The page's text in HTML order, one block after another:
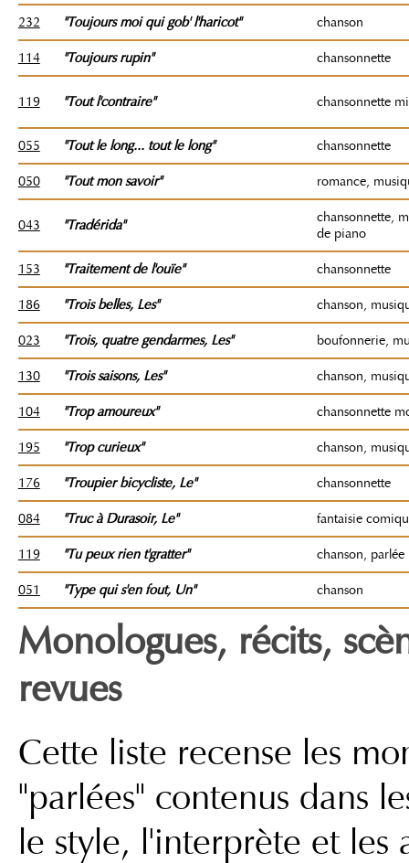
232 "Toujours moi qui gob' l'haricot" chanson
114 "Toujours rupin" chansonnette
119 "Tout l'contraire" chansonnette
055 "Tout le long... tout le long" chansonnette
050 "Tout mon savoir" romance,
043 "Tradérida"
chansonnette,
de piano
153 "Traitement de l'ouïe" chansonnette
186 "Trois belles, Les" chanson,
023 "Trois, quatre gendarmes, Les" boufonnerie,
130 "Trois saisons, Les" chanson,
104 "Trop amoureux" chansonnette
195 "Trop curieux" chanson,
176 "Troupier bicycliste, Le" chansonnette
084 "Truc à Durasoir, Le" fantaisie
119 "Tu peux rien t'gratter" chanson, parlée
051 "Type qui s'en fout, Un" chanson
Monologues, récits,
revues
Cette liste recense les
"parlées" contenus dans
le style, l'interprète et les